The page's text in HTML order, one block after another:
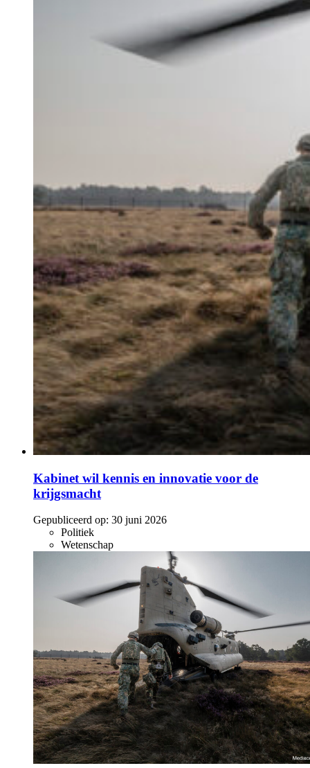
Kabinet wil kennis en innovatie voor de
krijgsmacht
Gepubliceerd op: 30 juni 2026
Politiek
Wetenschap